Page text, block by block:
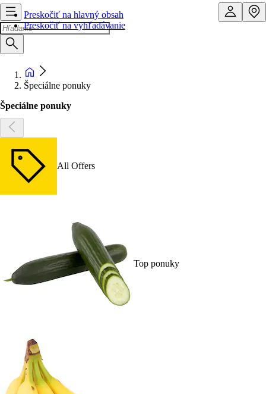
Preskočiť na hlavný obsah
Preskočiť na vyhľadávanie
Špeciálne ponuky
Špeciálne ponuky
All Offers
Top ponuky